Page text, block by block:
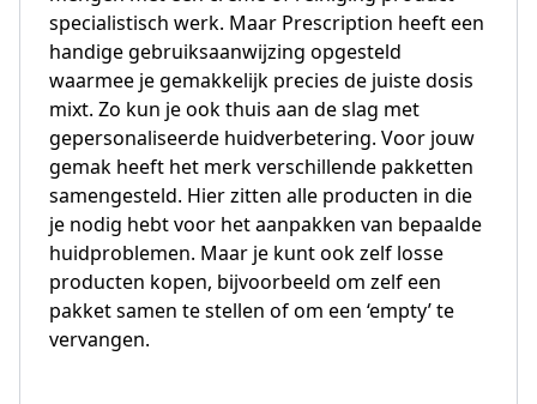
specialistisch werk. Maar Prescription heeft een
handige gebruiksaanwijzing opgesteld
waarmee je gemakkelijk precies de juiste dosis
mixt. Zo kun je ook thuis aan de slag met
gepersonaliseerde huidverbetering. Voor jouw
gemak heeft het merk verschillende pakketten
samengesteld. Hier zitten alle producten in die
je nodig hebt voor het aanpakken van bepaalde
huidproblemen. Maar je kunt ook zelf losse
producten kopen, bijvoorbeeld om zelf een
pakket samen te stellen of om een ‘empty’ te
vervangen.